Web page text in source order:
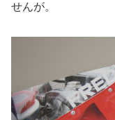
せんが。